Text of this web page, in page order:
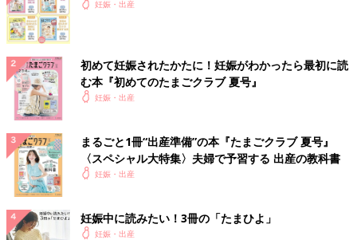
午後（14：30～16：30）
なります。
出産関連情報
手ぶら分娩セット
入院の準備のご負担をできるだけ少なくするために「手ぶら分娩
セット」をご準備いたしております（分娩費用に含まれておりま
す）。
妊娠・出産
初めて妊娠されたかたに！妊娠がわかったら最初に読
む本『初めてのたまごクラブ 夏号』
妊娠・出産
まるごと1冊“出産準備”の本『たまごクラブ 夏号』
〈スペシャル大特集〉夫婦で予習する 出産の教科書
妊娠・出産
妊娠中に読みたい！3冊の「たまひよ」
妊娠・出産